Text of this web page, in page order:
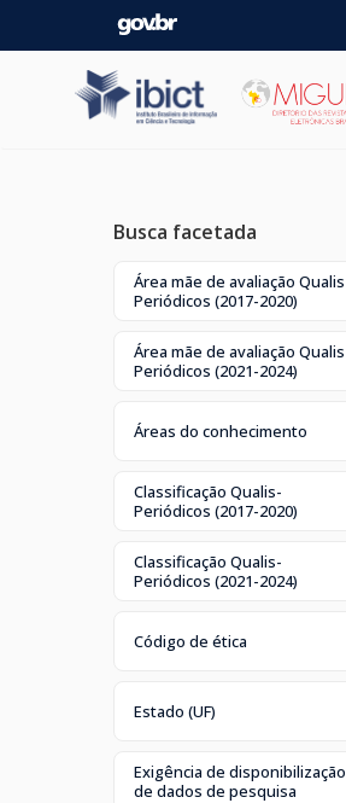
Busca facetada
Área mãe de avaliação Qualis
Periódicos (2017-2020)
Área mãe de avaliação Qualis
Periódicos (2021-2024)
Áreas do conhecimento
Classificação Qualis-
Periódicos (2017-2020)
Classificação Qualis-
Periódicos (2021-2024)
Código de ética
Estado (UF)
Exigência de disponibilização
de dados de pesquisa